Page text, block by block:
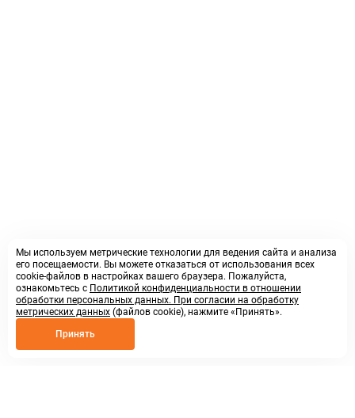
Мы используем метрические технологии для ведения сайта и анализа
его посещаемости. Вы можете отказаться от использования всех
cookie-файлов в настройках вашего браузера. Пожалуйста,
ознакомьтесь с Политикой конфиденциальности в отношении
обработки персональных данных. При согласии на обработку
метрических данных (файлов cookie), нажмите «Принять».
Принять